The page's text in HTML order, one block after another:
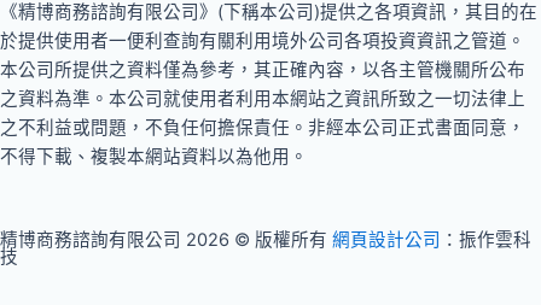
《精博商務諮詢有限公司》(下稱本公司)提供之各項資訊，其目的在
於提供使用者一便利查詢有關利用境外公司各項投資資訊之管道。
本公司所提供之資料僅為參考，其正確內容，以各主管機關所公布
之資料為準。本公司就使用者利用本網站之資訊所致之一切法律上
之不利益或問題，不負任何擔保責任。非經本公司正式書面同意，
不得下載、複製本網站資料以為他用。
精博商務諮詢有限公司 2026 © 版權所有 網頁設計公司 ：振作雲科
技